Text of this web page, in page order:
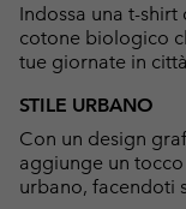
Indossa una t-
cotone biologico
tue giornate in
STILE URBANO
Con un design
aggiunge un
urbano, facendoti